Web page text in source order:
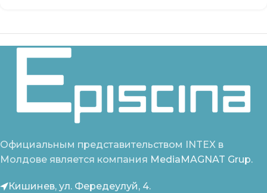
Официальным представительством INTEX в
Молдове является компания MediaMAGNAT Grup.
Кишинев, ул. Фередеулуй, 4.